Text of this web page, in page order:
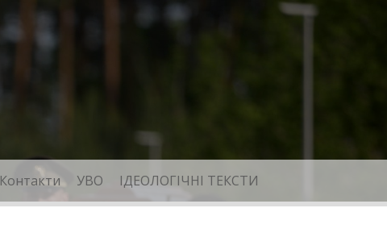
Контакти УВО ІДЕОЛОГІЧНІ ТЕКСТИ